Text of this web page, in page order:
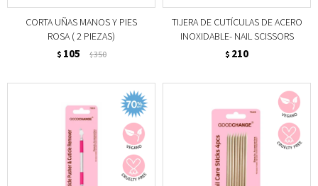
CORTA UÑAS MANOS Y PIES
ROSA ( 2 PIEZAS)
$ 105 $350
TIJERA DE CUTÍCULAS DE ACERO
INOXIDABLE- NAIL SCISSORS
$ 210